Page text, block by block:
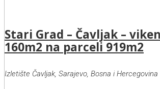
Stari Grad – Čavljak –
160m2 na parceli 919m2
Izletište Čavljak, Sarajevo, Bosna i Hercegovina